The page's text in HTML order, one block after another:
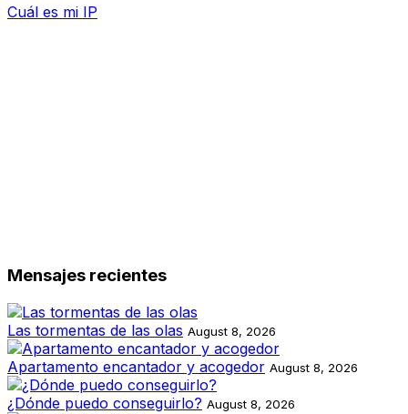
Cuál es mi IP
Mensajes recientes
Las tormentas de las olas August 8, 2026
Apartamento encantador y acogedor August 8, 2026
¿Dónde puedo conseguirlo? August 8, 2026